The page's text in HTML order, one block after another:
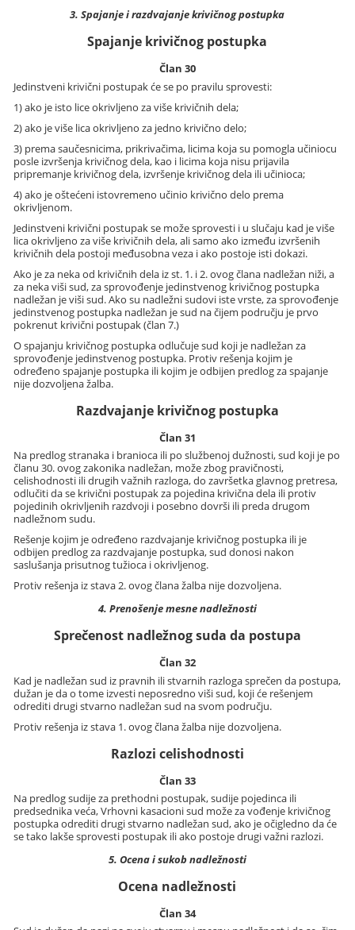
3. Spajanje i razdvajanje krivičnog postupka
Spajanje krivičnog postupka
Član 30
Jedinstveni krivični postupak će se po pravilu sprovesti:
1) ako je isto lice okrivljeno za više krivičnih dela;
2) ako je više lica okrivljeno za jedno krivično delo;
3) prema saučesnicima, prikrivačima, licima koja su pomogla učiniocu
posle izvršenja krivičnog dela, kao i licima koja nisu prijavila
pripremanje krivičnog dela, izvršenje krivičnog dela ili učinioca;
4) ako je oštećeni istovremeno učinio krivično delo prema
okrivljenom.
Jedinstveni krivični postupak se može sprovesti i u slučaju kad je više
lica okrivljeno za više krivičnih dela, ali samo ako između izvršenih
krivičnih dela postoji međusobna veza i ako postoje isti dokazi.
Ako je za neka od krivičnih dela iz st. 1. i 2. ovog člana nadležan niži, a
za neka viši sud, za sprovođenje jedinstvenog krivičnog postupka
nadležan je viši sud. Ako su nadležni sudovi iste vrste, za sprovođenje
jedinstvenog postupka nadležan je sud na čijem području je prvo
pokrenut krivični postupak (član 7.)
O spajanju krivičnog postupka odlučuje sud koji je nadležan za
sprovođenje jedinstvenog postupka. Protiv rešenja kojim je
određeno spajanje postupka ili kojim je odbijen predlog za spajanje
nije dozvoljena žalba.
Razdvajanje krivičnog postupka
Član 31
Na predlog stranaka i branioca ili po službenoj dužnosti, sud koji je po
članu 30. ovog zakonika nadležan, može zbog pravičnosti,
celishodnosti ili drugih važnih razloga, do završetka glavnog pretresa,
odlučiti da se krivični postupak za pojedina krivična dela ili protiv
pojedinih okrivljenih razdvoji i posebno dovrši ili preda drugom
nadležnom sudu.
Rešenje kojim je određeno razdvajanje krivičnog postupka ili je
odbijen predlog za razdvajanje postupka, sud donosi nakon
saslušanja prisutnog tužioca i okrivljenog.
Protiv rešenja iz stava 2. ovog člana žalba nije dozvoljena.
4. Prenošenje mesne nadležnosti
Sprečenost nadležnog suda da postupa
Član 32
Kad je nadležan sud iz pravnih ili stvarnih razloga sprečen da postupa,
dužan je da o tome izvesti neposredno viši sud, koji će rešenjem
odrediti drugi stvarno nadležan sud na svom području.
Protiv rešenja iz stava 1. ovog člana žalba nije dozvoljena.
Razlozi celishodnosti
Član 33
Na predlog sudije za prethodni postupak, sudije pojedinca ili
predsednika veća, Vrhovni kasacioni sud može za vođenje krivičnog
postupka odrediti drugi stvarno nadležan sud, ako je očigledno da će
se tako lakše sprovesti postupak ili ako postoje drugi važni razlozi.
5. Ocena i sukob nadležnosti
Ocena nadležnosti
Član 34